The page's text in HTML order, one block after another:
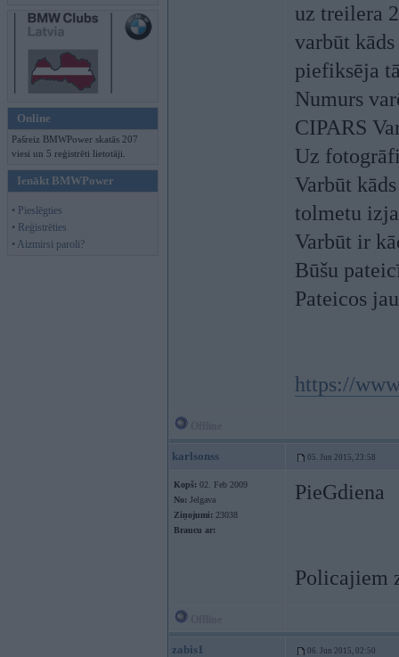
Online
Pašreiz BMWPower skatās 207
viesi un 5 reģistrēti lietotāji.
Ienākt BMWPower
• Pieslēgties
• Reģistrēties
• Aizmirsi paroli?
uz treilera
varbūt
piefiksēja
Numurs
CIPARS
Uz
Varbūt
tolmetu
Varbūt ir
Būšu
Pateicos
https://
karlsonss 05. Jun 2015, 23:58
Kopš: 02. Feb 2009
No: Jelgava
Ziņojumi: 23038
Braucu ar:
PieGdiena
Policajiem
zabis1 06. Jun 2015, 02:50